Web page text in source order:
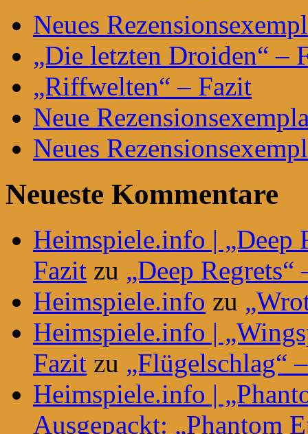
Neues
„Die letzten Droiden“ –
„Riffwelten“ – Fazit
Neue
Neues
Neueste Kommentare
Heimspiele.info | „Deep
Fazit zu „Deep Regrets“
Heimspiele.info zu
Heimspiele.info |
Fazit zu „Flügelschlag“
Heimspiele.info |
Ausgepackt: „Phantom